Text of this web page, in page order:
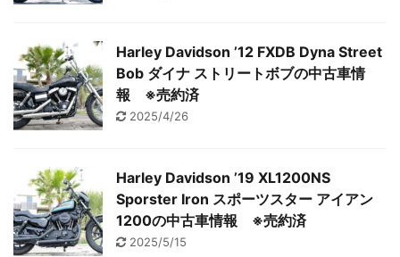
Harley Davidson ’12 FXDB Dyna Street
Bob ダイナ ストリートボブの中古車情
報 ※売約済
2025/4/26
Harley Davidson ’19 XL1200NS
Sporster Iron スポーツスター アイアン
1200の中古車情報 ※売約済
2025/5/15